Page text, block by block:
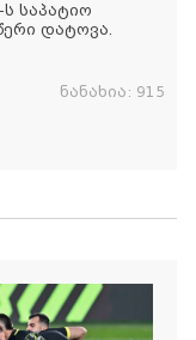
საპატიო
დატოვა.
ნანახია: 915